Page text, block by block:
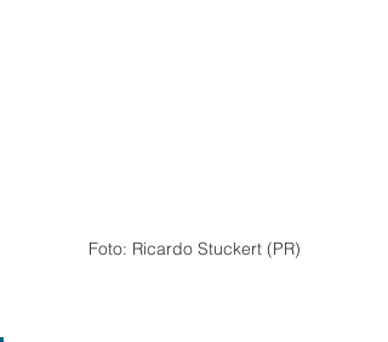
Foto: Ricardo Stuckert (PR)